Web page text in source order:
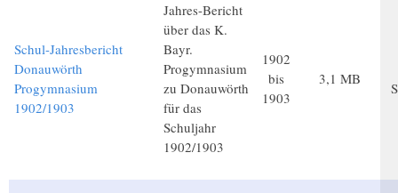
Schul-Jahresbericht
Donauwörth
Progymnasium
1902/1903
Jahres-Bericht
über das K.
Bayr.
Progymnasium
zu Donauwörth
für das
Schuljahr
1902/1903
1902
bis
1903
3,1 MB